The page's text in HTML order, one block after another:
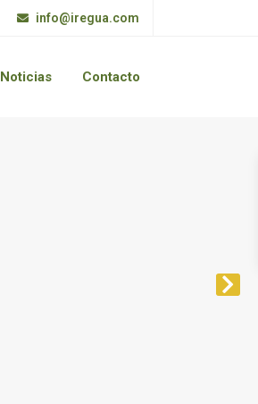
info@iregua.com
Noticias Contacto